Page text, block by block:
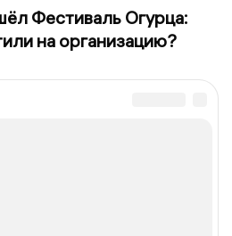
Фестиваль Огурца:
на организацию?